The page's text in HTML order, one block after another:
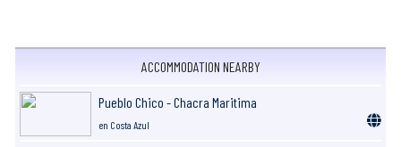
ACCOMMODATION NEARBY
Pueblo Chico - Chacra Maritima
en Costa Azul